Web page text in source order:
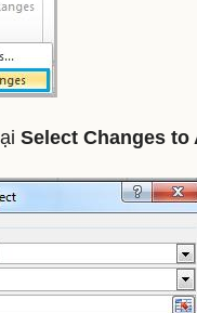
Select Changes to